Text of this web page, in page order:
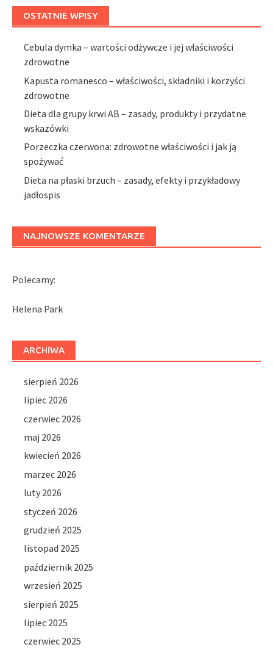
OSTATNIE WPISY
Cebula dymka – wartości odżywcze i jej właściwości
zdrowotne
Kapusta romanesco – właściwości, składniki i korzyści
zdrowotne
Dieta dla grupy krwi AB – zasady, produkty i przydatne
wskazówki
Porzeczka czerwona: zdrowotne właściwości i jak ją
spożywać
Dieta na płaski brzuch – zasady, efekty i przykładowy
jadłospis
NAJNOWSZE KOMENTARZE
Polecamy:
Helena Park
ARCHIWA
sierpień 2026
lipiec 2026
czerwiec 2026
maj 2026
kwiecień 2026
marzec 2026
luty 2026
styczeń 2026
grudzień 2025
listopad 2025
październik 2025
wrzesień 2025
sierpień 2025
lipiec 2025
czerwiec 2025